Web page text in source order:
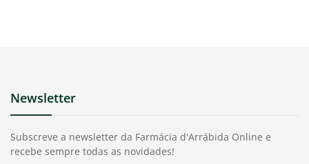
Newsletter
Subscreve a newsletter da Farmácia d'Arrábida Online e
recebe sempre todas as novidades!